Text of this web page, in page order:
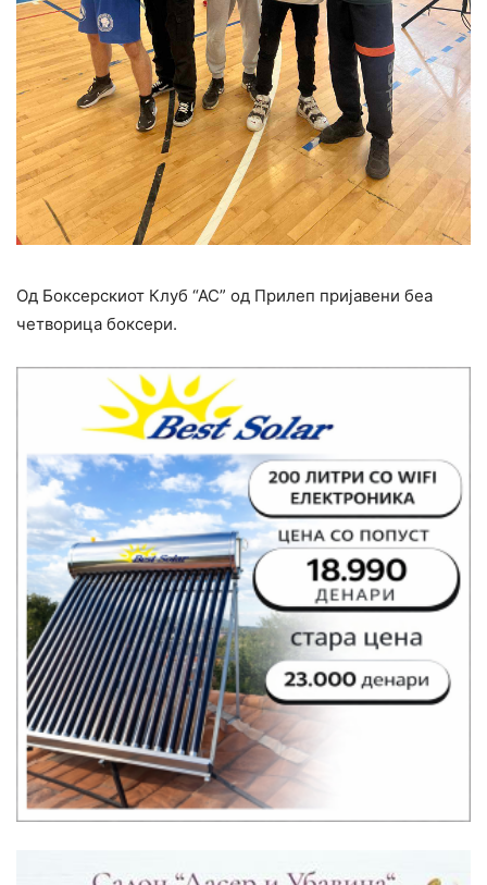
Од Боксерскиот Клуб “АС” од Прилеп пријавени беа
четворица боксери.